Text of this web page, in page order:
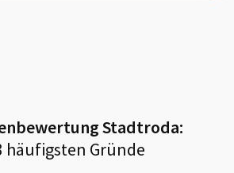
Stadtroda:
häufigsten Gründe